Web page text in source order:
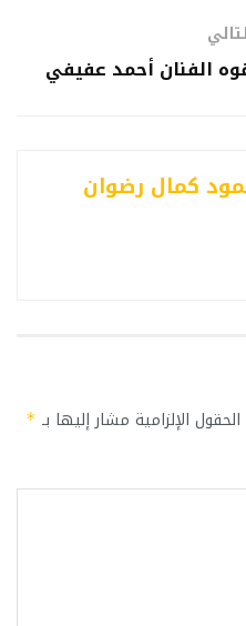
الفنان أحمد عفيفي
كمال رضوان
الحقول الإلزامية مشار إليها بـ *